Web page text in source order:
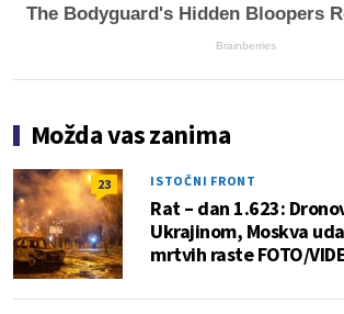
The Bodyguard's Hidden Bloopers
Brainberries
Možda vas zanima
23 ISTOČNI FRONT
Rat – dan 1.623:
Ukrajinom, Moskva
mrtvih raste FOTO/